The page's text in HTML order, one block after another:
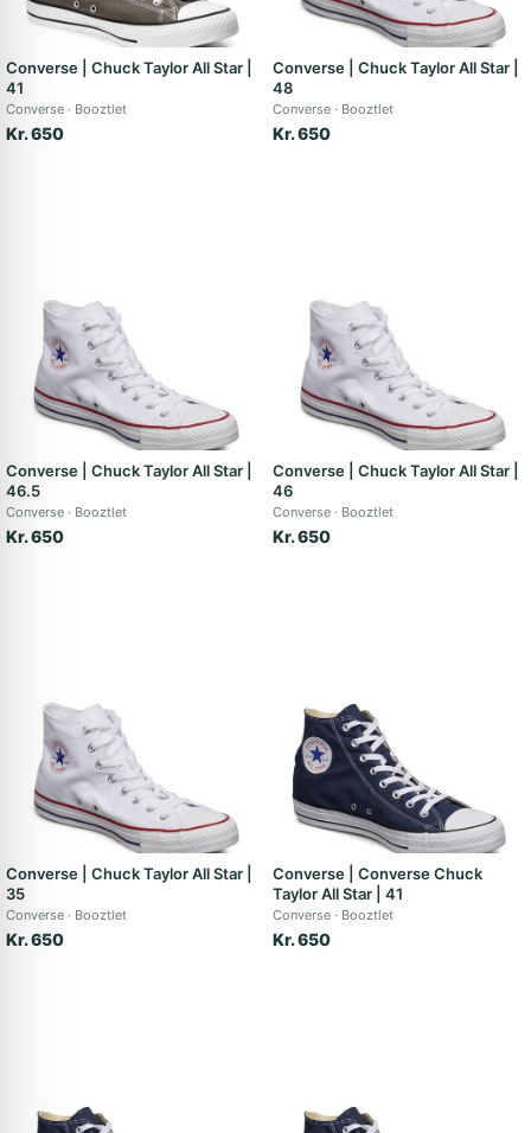
Converse | Chuck Taylor All Star |
41
Converse Booztlet
Kr. 650
Converse | Chuck Taylor All Star |
48
Converse Booztlet
Kr. 650
Converse | Chuck Taylor All Star |
46.5
Converse Booztlet
Kr. 650
Converse | Chuck Taylor All Star |
46
Converse Booztlet
Kr. 650
Converse | Chuck Taylor All Star |
35
Converse Booztlet
Kr. 650
Converse | Converse Chuck
Taylor All Star | 41
Converse Booztlet
Kr. 650